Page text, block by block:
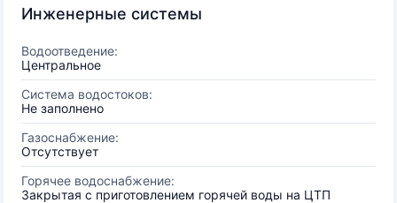
Инженерные системы
Водоотведение:
Центральное
Система водостоков:
Не заполнено
Газоснабжение:
Отсутствует
Горячее водоснабжение:
Закрытая с приготовлением горячей воды на ЦТП